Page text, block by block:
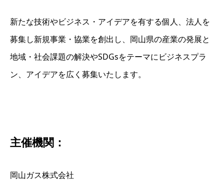
新たな技術やビジネス・アイデアを有する個人、法人を
募集し新規事業・協業を創出し、岡山県の産業の発展と
地域・社会課題の解決やSDGsをテーマにビジネスプラ
ン、アイデアを広く募集いたします。
主催機関：
岡山ガス株式会社